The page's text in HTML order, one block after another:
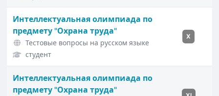
Интеллектуальная олимпиада по
предмету "Охрана труда"
Тестовые вопросы на русском языке
студент
X
Интеллектуальная олимпиада по
предмету "Охрана труда"